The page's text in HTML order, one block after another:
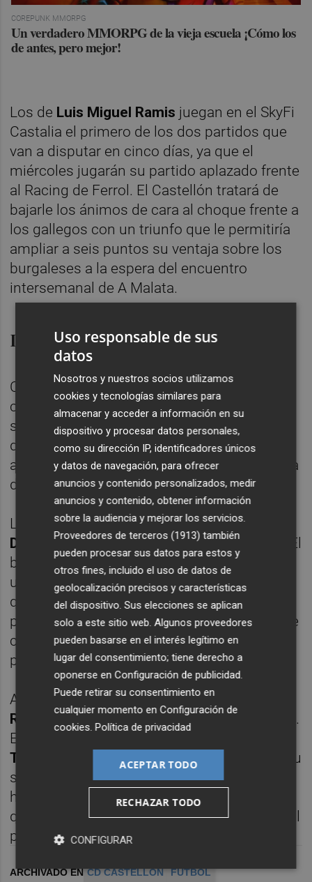
COREPUNK MMORPG
Un verdadero MMORPG de la vieja escuela ¡Cómo los
de antes, pero mejor!
Los de Luis Miguel Ramis juegan en el SkyFi
Castalia el primero de los dos partidos que
van a disputar en cinco días, ya que el
miércoles jugarán su partido aplazado frente
al Racing de Ferrol. El Castellón tratará de
bajarle los ánimos de cara al choque frente a
los gallegos con un triunfo que le permitiría
ampliar a seis puntos su ventaja sobre los
burgaleses a la espera del encuentro
intersemanal de A Malata.
Las bajas de Douglas y Mamah
Como se esperaba, el Castellón no podrá
contar con
Kenneth Mamah
tras ser
sustituido frente al Cádiz antes del
descanso. El nigeriano sufre una lesión en el
abductor izquierdo que le mantendrá de baja
durante varias semanas.
Lo que no se esperaba era la lesión de
Douglas Aurelio y su adiós a la temporada. El
brasileño se rompió el ligamento cruzado en
un entrenamiento y tendrá que pasar por el
quirófano. No ha habido confirmación por
parte del club del tiempo que estará fuera de
combate, pero su vuelta ya está enfocada
para el curso 2025/26.
A estas bajas hay que sumar las de
Ruiz
Jetro Willems , que siguen lesionados.
En cambio, Plat recupera a su compatriota
Thomas van den Belt, que ya ha cumplido su
sanción por acumulación de tarjetas. El
holandés será de la partida en un
que se esperan varias novedades respecto al
partido frente al Cádiz.
ARCHIVADO EN CD CASTELLON FÚTBOL
Uso responsable de sus
datos
Nosotros y nuestros socios utilizamos
cookies y tecnologías similares para
almacenar y acceder a información en su
dispositivo y procesar datos personales,
como su dirección IP, identificadores únicos
y datos de navegación, para ofrecer
anuncios y contenido personalizados, medir
anuncios y contenido, obtener información
sobre la audiencia y mejorar los servicios.
Proveedores de terceros (1913) también
pueden procesar sus datos para estos y
otros fines, incluido el uso de datos de
geolocalización precisos y características
del dispositivo. Sus elecciones se aplican
solo a este sitio web. Algunos proveedores
pueden basarse en el interés legítimo en
lugar del consentimiento; tiene derecho a
oponerse enConfiguración de publicidad.
Puede retirar su consentimiento en
cualquier momento enConfiguración de
cookies.Política de privacidad
ACEPTAR TODO
RECHAZAR TODO
CONFIGURAR